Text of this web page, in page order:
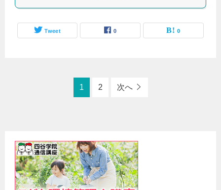
Tweet 0 0
1 2 次へ